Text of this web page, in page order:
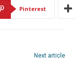
Pinterest
Next article